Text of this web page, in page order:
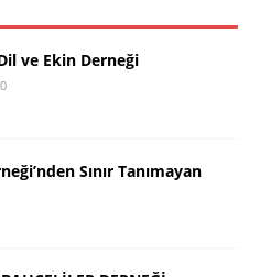
ve Ekin Derneği
0
Sınır Tanımayan